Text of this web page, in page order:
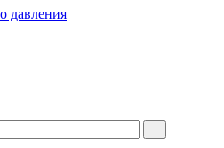
давления